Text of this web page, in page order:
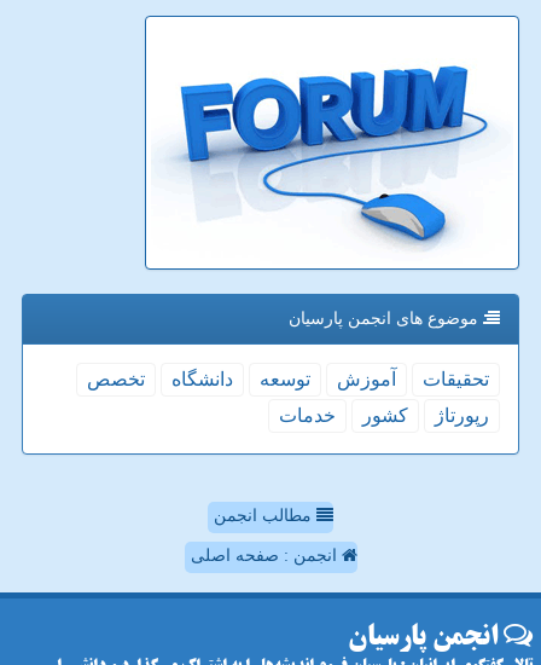
موضوع های انجمن پارسیان
تحقیقات آموزش توسعه دانشگاه
تخصص
رپورتاژ
كشور خدمات
مطالب انجمن
انجمن : صفحه اصلی
انجمن پارسیان